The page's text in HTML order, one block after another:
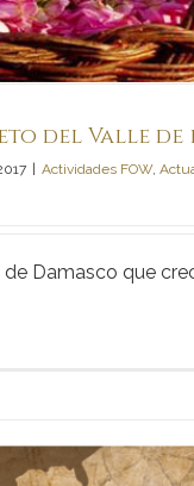
del Valle de
Actividades FOW,
Damasco que
de